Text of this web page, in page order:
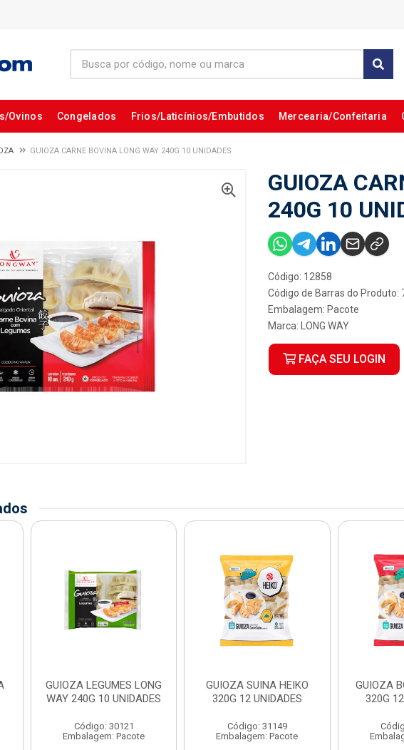
Ovinos Congelados Frios/Laticínios/Embutidos Mercearia/Confeitaria
GUIOZA CARNE BOVINA LONG WAY 240G 10 UNIDADES
GUIOZA
240G 10
Código: 12858
Código de Barras do Produto:
Embalagem: Pacote
Marca:
LONG WAY
FAÇA SEU LOGIN
GUIOZA LEGUMES LONG
WAY 240G 10 UNIDADES
Código: 30121
Embalagem: Pacote
GUIOZA SUINA HEIKO
320G 12 UNIDADES
Código: 31149
Embalagem: Pacote
GUIOZA
320G